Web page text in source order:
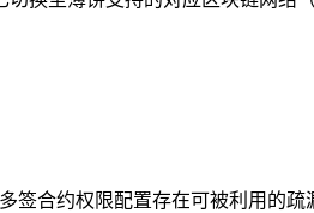
签合约权限配置存在可被利用的疏